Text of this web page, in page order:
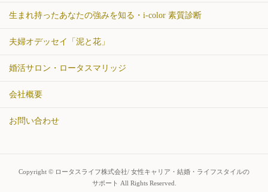
生まれ持ったあなたの強みを知る・i-color 素質診断
夫婦オデッセイ「泥と花」
婚活サロン・ロータスマリッジ
会社概要
お問い合わせ
Copyright © ロータスライフ株式会社/ 女性キャリア・結婚・ライフスタイルの
サポート All Rights Reserved.